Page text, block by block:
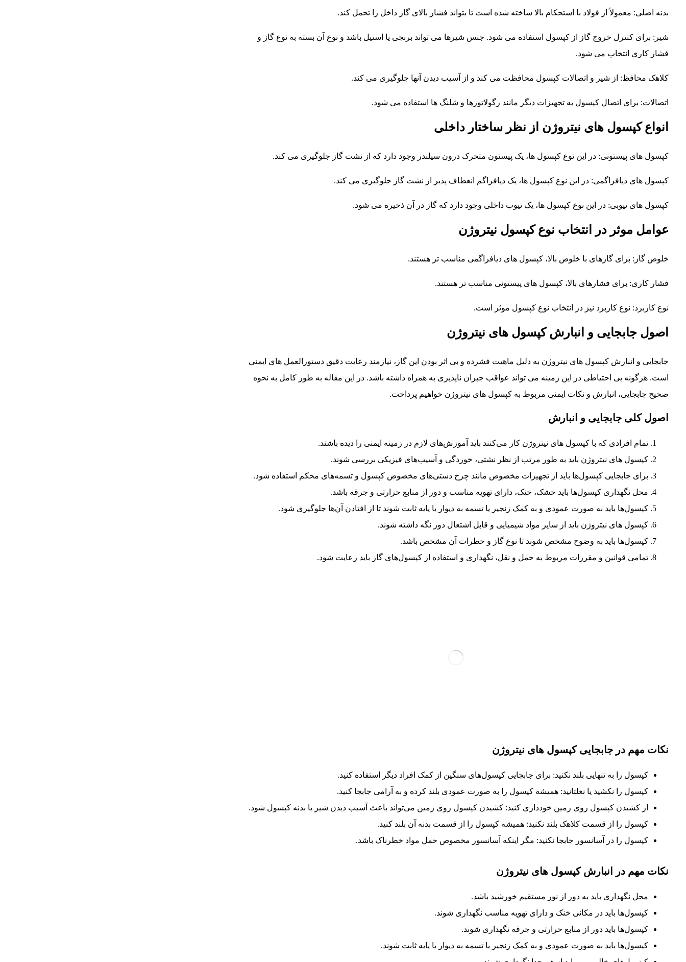
بدنه اصلی: معمولاً از فولاد با استحکام بالا ساخته شده است تا بتواند فشار بالای گاز داخل را تحمل کند.
شیر: برای کنترل خروج گاز از کپسول استفاده می شود. جنس شیرها می تواند برنجی یا استیل باشد و نوع آن بسته به نوع گاز و
فشار کاری انتخاب می شود.
کلاهک محافظ: از شیر و اتصالات کپسول محافظت می کند و از آسیب دیدن آنها جلوگیری می کند.
اتصالات: برای اتصال کپسول به تجهیزات دیگر مانند رگولاتورها و شلنگ ها استفاده می شود.
انواع کپسول های نیتروژن از نظر ساختار داخلی
کپسول های پیستونی: در این نوع کپسول ها، یک پیستون متحرک درون سیلندر وجود دارد که از نشت گاز جلوگیری می کند.
کپسول های دیافراگمی: در این نوع کپسول ها، یک دیافراگم انعطاف پذیر از نشت گاز جلوگیری می کند.
کپسول های تیوبی: در این نوع کپسول ها، یک تیوب داخلی وجود دارد که گاز در آن ذخیره می شود.
عوامل موثر در انتخاب نوع کپسول نیتروژن
خلوص گاز: برای گازهای با خلوص بالا، کپسول های دیافراگمی مناسب تر هستند.
فشار کاری: برای فشارهای بالا، کپسول های پیستونی مناسب تر هستند.
نوع کاربرد: نوع کاربرد نیز در انتخاب نوع کپسول موثر است.
اصول جابجایی و انبارش کپسول های نیتروژن
جابجایی و انبارش کپسول های نیتروژن به دلیل ماهیت فشرده و بی اثر بودن این گاز، نیازمند رعایت دقیق دستورالعمل های ایمنی
است. هرگونه بی احتیاطی در این زمینه می تواند عواقب جبران ناپذیری به همراه داشته باشد. در این مقاله به طور کامل به نحوه
صحیح جابجایی، انبارش و نکات ایمنی مربوط به کپسول های نیتروژن خواهیم پرداخت.
اصول کلی جابجایی و انبارش
تمام افرادی که با کپسول های نیتروژن کار می‌کنند باید آموزش‌های لازم در زمینه ایمنی را دیده باشند.
کپسول های نیتروژن باید به طور مرتب از نظر نشتی، خوردگی و آسیب‌های فیزیکی بررسی شوند.
برای جابجایی کپسول‌ها باید از تجهیزات مخصوص مانند چرخ دستی‌های مخصوص کپسول و تسمه‌های محکم استفاده شود.
محل نگهداری کپسول‌ها باید خشک، خنک، دارای تهویه مناسب و دور از منابع حرارتی و جرقه باشد.
کپسول‌ها باید به صورت عمودی و به کمک زنجیر یا تسمه به دیوار یا پایه ثابت شوند تا از افتادن آن‌ها جلوگیری شود.
کپسول های نیتروژن باید از سایر مواد شیمیایی و قابل اشتعال دور نگه داشته شوند.
کپسول‌ها باید به وضوح مشخص شوند تا نوع گاز و خطرات آن مشخص باشد.
تمامی قوانین و مقررات مربوط به حمل و نقل، نگهداری و استفاده از کپسول‌های گاز باید رعایت شود.
نکات مهم در جابجایی کپسول های نیتروژن
کپسول را به تنهایی بلند نکنید: برای جابجایی کپسول‌های سنگین از کمک افراد دیگر استفاده کنید.
کپسول را نکشید یا نغلتانید: همیشه کپسول را به صورت عمودی بلند کرده و به آرامی جابجا کنید.
از کشیدن کپسول روی زمین خودداری کنید: کشیدن کپسول روی زمین می‌تواند باعث آسیب دیدن شیر یا بدنه کپسول شود.
کپسول را از قسمت کلاهک بلند نکنید: همیشه کپسول را از قسمت بدنه آن بلند کنید.
کپسول را در آسانسور جابجا نکنید: مگر اینکه آسانسور مخصوص حمل مواد خطرناک باشد.
نکات مهم در انبارش کپسول های نیتروژن
محل نگهداری باید به دور از نور مستقیم خورشید باشد.
کپسول‌ها باید در مکانی خنک و دارای تهویه مناسب نگهداری شوند.
کپسول‌ها باید دور از منابع حرارتی و جرقه نگهداری شوند.
کپسول‌ها باید به صورت عمودی و به کمک زنجیر یا تسمه به دیوار یا پایه ثابت شوند.